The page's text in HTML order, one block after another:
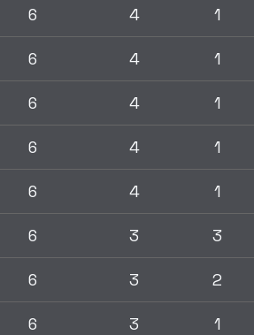
6 4 1
6 4 1
6 4 1
6 4 1
6 4 1
6 3 3
6 3 2
6 3 1